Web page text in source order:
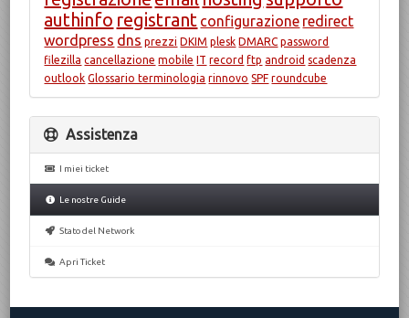
authinfo registrant configurazione redirect
wordpress dns prezzi DKIM plesk DMARC password
filezilla cancellazione mobile IT record ftp android scadenza
outlook Glossario terminologia rinnovo SPF roundcube
Assistenza
I miei ticket
Le nostre Guide
Stato del Network
Apri Ticket